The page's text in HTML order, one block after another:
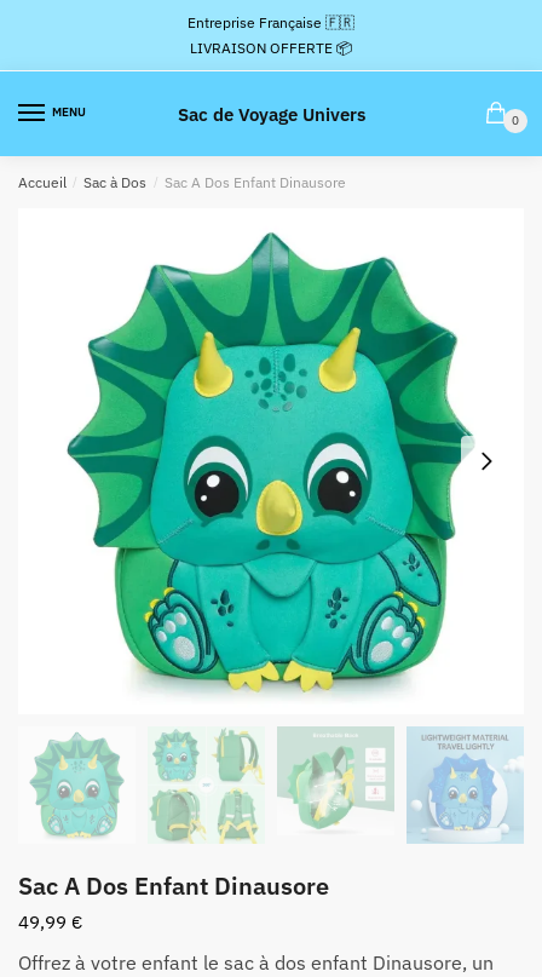
la
navigation
contenu
Entreprise Française 🇫🇷
LIVRAISON OFFERTE 📦
MENU Sac de Voyage Univers 0
Accueil / Sac à Dos / Sac A Dos Enfant Dinausore
Sac A Dos Enfant Dinausore
49,99 €
Offrez à votre enfant le sac à dos enfant Dinausore, un